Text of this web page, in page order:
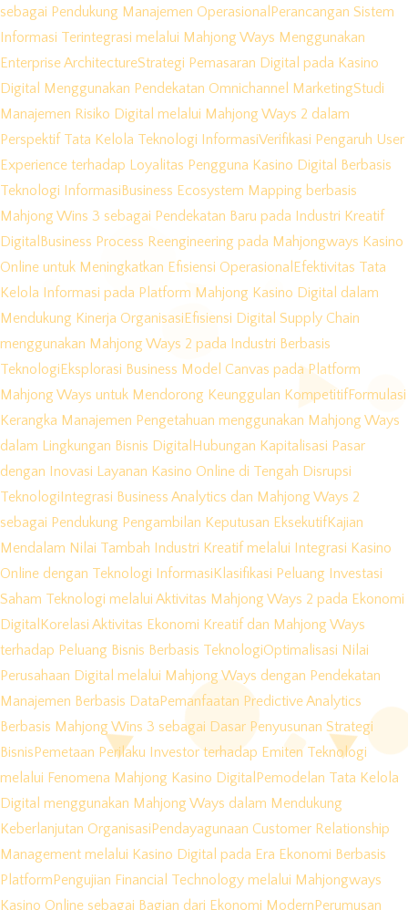
sebagai Pendukung Manajemen Operasional Perancangan Sistem
Informasi Terintegrasi melalui Mahjong Ways Menggunakan
Enterprise ArchitectureStrategi Pemasaran Digital pada Kasino
Digital Menggunakan Pendekatan Omnichannel MarketingStudi
Manajemen Risiko Digital melalui Mahjong Ways 2 dalam
Perspektif Tata Kelola Teknologi InformasiVerifikasi Pengaruh User
Experience terhadap Loyalitas Pengguna Kasino Digital Berbasis
Teknologi Informasi Business Ecosystem Mapping berbasis
Mahjong Wins 3 sebagai Pendekatan Baru pada Industri Kreatif
Digital Business Process Reengineering pada Mahjongways Kasino
Online untuk Meningkatkan Efisiensi Operasional Efektivitas Tata
Kelola Informasi pada Platform Mahjong Kasino Digital dalam
Mendukung Kinerja Organisasi Efisiensi Digital Supply Chain
menggunakan Mahjong Ways 2 pada Industri Berbasis
Teknologi Eksplorasi Business Model Canvas pada Platform
Mahjong Ways untuk Mendorong Keunggulan KompetitifFormulasi
Kerangka Manajemen Pengetahuan menggunakan Mahjong Ways
dalam Lingkungan Bisnis Digital Hubungan Kapitalisasi Pasar
dengan Inovasi Layanan Kasino Online di Tengah Disrupsi
Teknologi Integrasi Business Analytics dan Mahjong Ways 2
sebagai Pendukung Pengambilan Keputusan EksekutifKajian
Mendalam Nilai Tambah Industri Kreatif melalui Integrasi Kasino
Online dengan Teknologi Informasi Klasifikasi Peluang Investasi
Saham Teknologi melalui Aktivitas Mahjong Ways 2 pada Ekonomi
Digital Korelasi Aktivitas Ekonomi Kreatif dan Mahjong Ways
terhadap Peluang Bisnis Berbasis TeknologiOptimalisasi Nilai
Perusahaan Digital melalui Mahjong Ways dengan Pendekatan
Manajemen Berbasis Data Pemanfaatan Predictive Analytics
Berbasis Mahjong Wins 3 sebagai Dasar Penyusunan Strategi
Bisnis Pemetaan Perilaku Investor terhadap Emiten Teknologi
melalui Fenomena Mahjong Kasino Digital Pemodelan Tata Kelola
Digital menggunakan Mahjong Ways dalam Mendukung
Keberlanjutan Organisasi Pendayagunaan Customer Relationship
Management melalui Kasino Digital pada Era Ekonomi Berbasis
Platform Pengujian Financial Technology melalui Mahjongways
Kasino Online sebagai Bagian dari Ekonomi Modern Perumusan